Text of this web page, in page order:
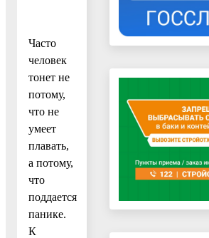
Часто
человек
тонет не
потому,
что не
умеет
плавать,
а потому,
что
поддается
панике.
К